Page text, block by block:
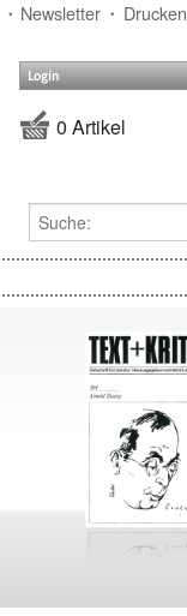
Newsletter Drucken
Login
0 Artikel